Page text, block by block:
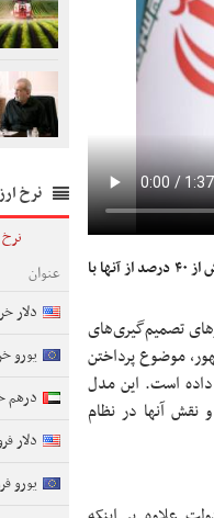
دبیر هیئت دولت گفت: از مجموعه تصمیماتی که در دولت اتخاذ شده است، بیش از ۴۰ درصد از آنها با
تصمیم‌گیری‌های
موضوع پرداختن
است. این مدل
نقش آنها در نظام
نرخ
عنوان
دلار
یورو
درهم
دلار
یورو